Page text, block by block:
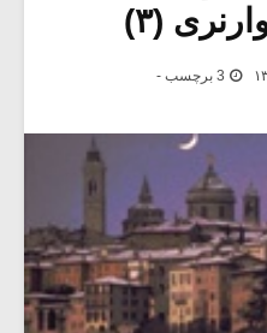
(۳)
3 برچسب -